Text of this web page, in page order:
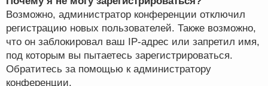
Возможно, администратор конференции отключил
регистрацию новых пользователей. Также возможно,
что он заблокировал ваш IP-адрес или запретил имя,
под которым вы пытаетесь зарегистрироваться.
Обратитесь за помощью к администратору
конференции.